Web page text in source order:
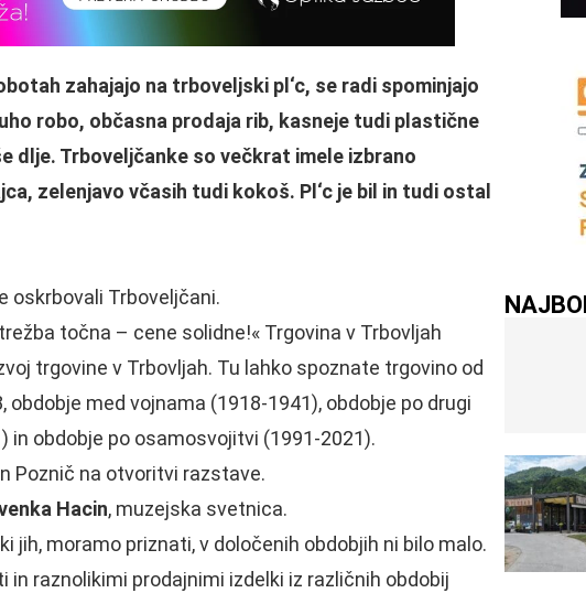
zahajajo na trboveljski pl ‘c, se radi spominjajo
robo, občasna prodaja rib, kasneje tudi plastične
dlje. Trboveljčanke so večkrat imele izbrano
zelenjavo včasih tudi kokoš. Pl ‘c je bil in tudi ostal
oskrbovali Trboveljčani.
točna – cene solidne!« Trgovina v Trbovljah
trgovine v Trbovljah. Tu lahko spoznate trgovino od
med vojnama (1918-1941), obdobje po drugi
obdobje po osamosvojitvi (1991-2021).
Poznič na otvoritvi razstave.
Hacin, muzejska svetnica.
jih, moramo priznati, v določenih obdobjih ni bilo malo.
raznolikimi prodajnimi izdelki iz različnih obdobij